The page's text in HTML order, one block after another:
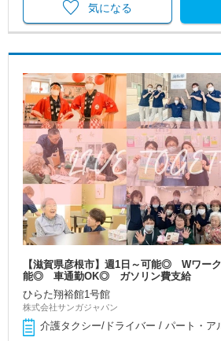
気になる
【滋賀県彦根市】週1日～可能◎ Wワ
能◎ 車通勤OK◎ ガソリン費支給
ひらた翔裕館1号館
株式会社サンガジャパン
介護タクシー/ドライバー / パート・ア